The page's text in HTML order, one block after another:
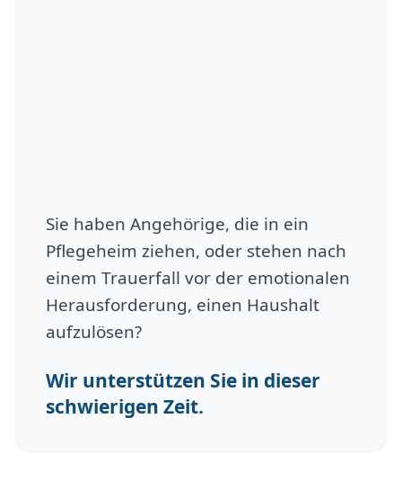
Sie haben Angehörige, die in ein
Pflegeheim ziehen, oder stehen nach
einem Trauerfall vor der emotionalen
Herausforderung, einen Haushalt
aufzulösen?
Wir unterstützen Sie in dieser
schwierigen Zeit.